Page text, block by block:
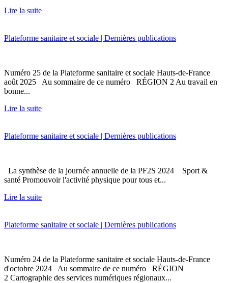
Lire la suite
Plateforme sanitaire et sociale | Dernières publications
Numéro 25 de la Plateforme sanitaire et sociale Hauts-de-France
août 2025 Au sommaire de ce numéro RÉGION 2 Au travail en
bonne...
Lire la suite
Plateforme sanitaire et sociale | Dernières publications
La synthèse de la journée annuelle de la PF2S 2024 Sport &
santé Promouvoir l'activité physique pour tous et...
Lire la suite
Plateforme sanitaire et sociale | Dernières publications
Numéro 24 de la Plateforme sanitaire et sociale Hauts-de-France
d'octobre 2024 Au sommaire de ce numéro RÉGION
2 Cartographie des services numériques régionaux...